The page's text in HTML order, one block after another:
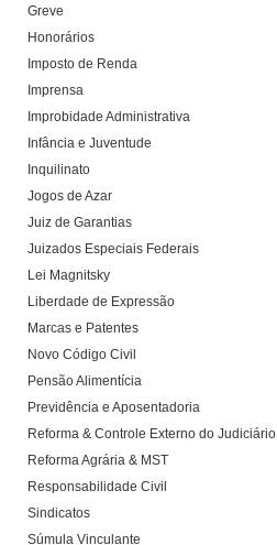
Greve
Honorários
Imposto de Renda
Imprensa
Improbidade Administrativa
Infância e Juventude
Inquilinato
Jogos de Azar
Juiz de Garantias
Juizados Especiais Federais
Lei Magnitsky
Liberdade de Expressão
Marcas e Patentes
Novo Código Civil
Pensão Alimentícia
Previdência e Aposentadoria
Reforma & Controle Externo do Judiciário
Reforma Agrária & MST
Responsabilidade Civil
Sindicatos
Súmula Vinculante